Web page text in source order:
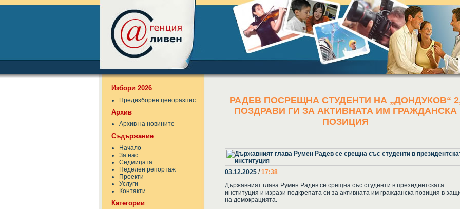
Избори 2026
Предизборен ценоразпис
Архив
Архив на новините
Съдържание
Начало
За нас
Седмицата
Неделен репортаж
Проекти
Услуги
Контакти
Категории
РАДЕВ ПОСРЕЩНА СТУДЕНТИ НА „ДОНДУКОВ“
ПОЗДРАВИ ГИ ЗА АКТИВНАТА ИМ ГРАЖДАНСКА
ПОЗИЦИЯ
03.12.2025 /17:38
Държавният глава Румен Радев се срещна със студенти в президентската
институция и изрази подкрепата си за активната им гражданска позиция в
на демокрацията.